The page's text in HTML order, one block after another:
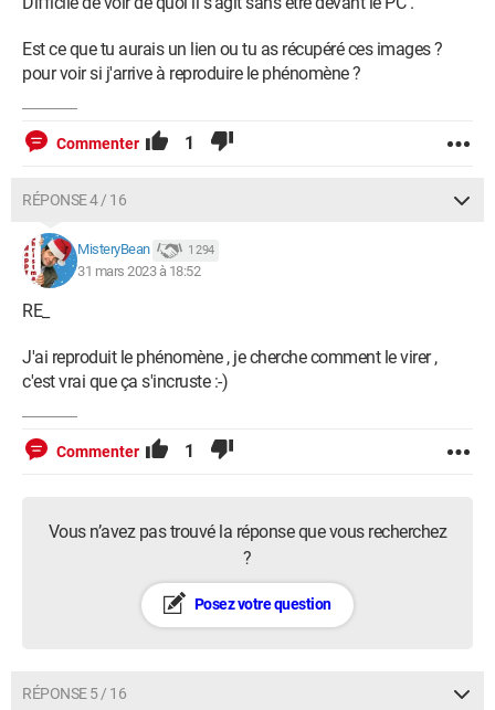
Est ce que tu aurais un lien ou tu as récupéré ces images ?
pour voir si j'arrive à reproduire le phénomène ?
Commenter 1
RÉPONSE 4 / 16
MisteryBean 1 294
31 mars 2023 à 18:52
RE_
J'ai reproduit le phénomène , je cherche comment le virer ,
c'est vrai que ça s'incruste :-)
Commenter 1
Vous n’avez pas trouvé la réponse que vous recherchez
?
Posez votre question
RÉPONSE 5 / 16